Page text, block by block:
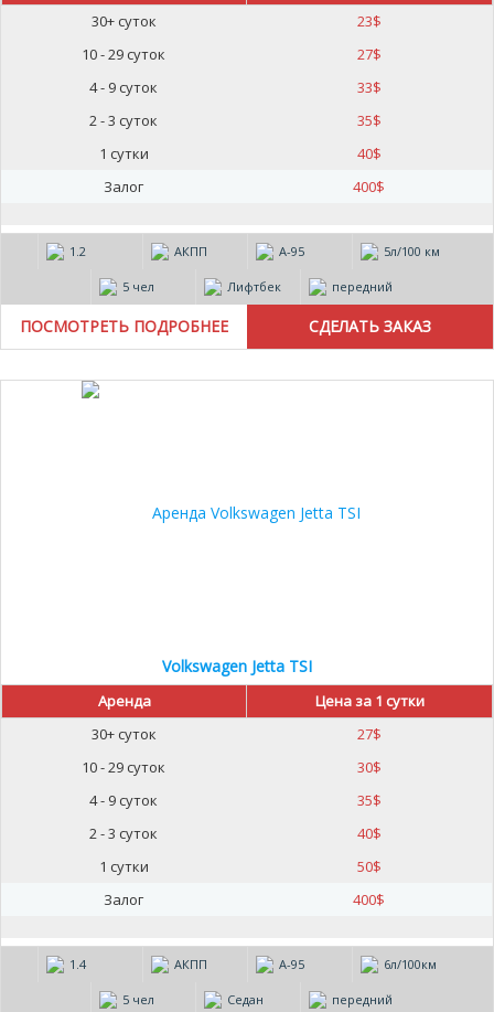
30+ суток
23$
10 - 29 суток
27$
4 - 9 суток
33$
2 - 3 суток
35$
1 сутки
40$
Залог
400$
1.2 АКПП А-95 5л/100 км
5 чел Лифтбек передний
ПОСМОТРЕТЬ ПОДРОБНЕЕ
Volkswagen Jetta TSI
Аренда
Цена за 1 сутки
30+ суток
27$
10 - 29 суток
30$
4 - 9 суток
35$
2 - 3 суток
40$
1 сутки
50$
Залог
400$
1.4 АКПП А-95 6л/100км
5 чел Седан передний